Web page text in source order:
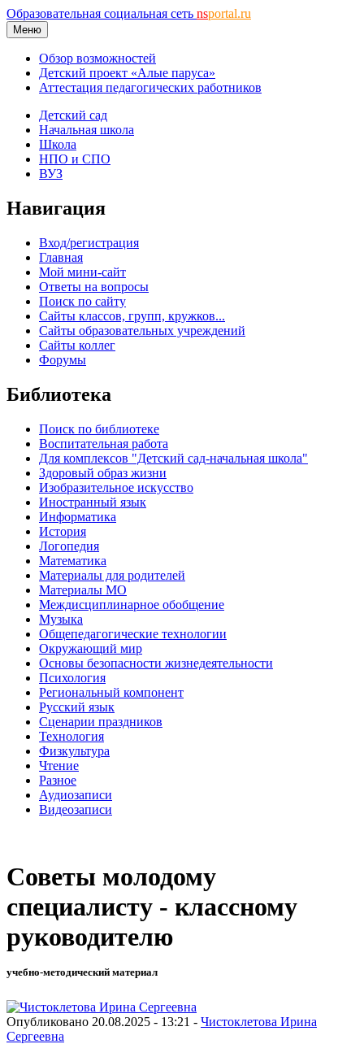
Образовательная социальная сеть nsportal.ru
Меню
Обзор возможностей
Детский проект «Алые паруса»
Аттестация педагогических работников
Детский сад
Начальная школа
Школа
НПО и СПО
ВУЗ
Навигация
Вход/регистрация
Главная
Мой мини-сайт
Ответы на вопросы
Поиск по сайту
Сайты классов, групп, кружков...
Сайты образовательных учреждений
Сайты коллег
Форумы
Библиотека
Поиск по библиотеке
Воспитательная работа
Для комплексов "Детский сад-начальная школа"
Здоровый образ жизни
Изобразительное искусство
Иностранный язык
Информатика
История
Логопедия
Математика
Материалы для родителей
Материалы МО
Междисциплинарное обобщение
Музыка
Общепедагогические технологии
Окружающий мир
Основы безопасности жизнедеятельности
Психология
Региональный компонент
Русский язык
Сценарии праздников
Технология
Физкультура
Чтение
Разное
Аудиозаписи
Видеозаписи
Советы молодому
специалисту - классному
руководителю
учебно-методический материал
Опубликовано 20.08.2025 - 13:21 - Чистоклетова Ирина
Сергеевна